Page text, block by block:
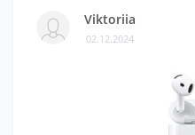
Viktoriia
02.12.2024